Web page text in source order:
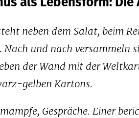
neben dem Salat, beim
Nach und nach versammeln
der Wand mit der
gelben Kartons.
Gespräche. Einer